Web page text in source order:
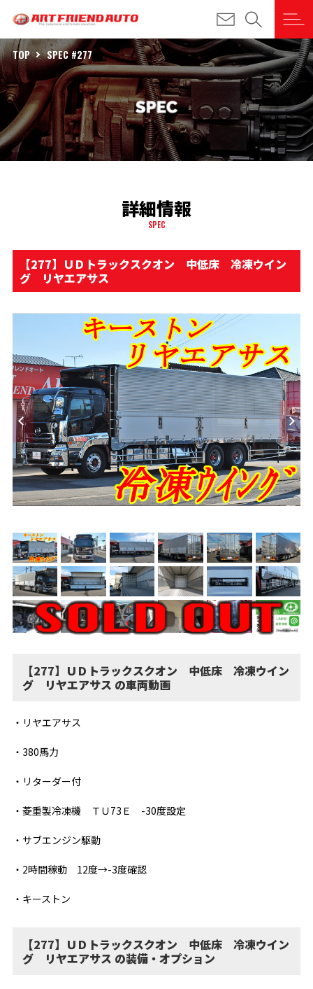
TOP SPEC #277
詳細情報
SPEC
【277】ＵＤトラックスクオン 中低床 冷凍ウイン
グ リヤエアサス
【277】ＵＤトラックスクオン 中低床 冷凍ウイン
グ リヤエアサス の車両動画
・リヤエアサス
・380馬力
・リターダー付
・菱重製冷凍機 ＴＵ73Ｅ -30度設定
・サブエンジン駆動
・2時間稼動 12度→-3度確認
・キーストン
【277】ＵＤトラックスクオン 中低床 冷凍ウイン
グ リヤエアサス の装備・オプション